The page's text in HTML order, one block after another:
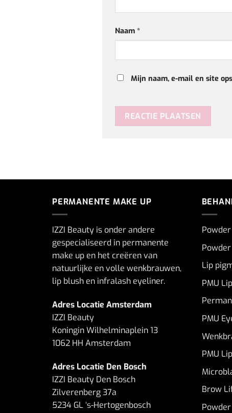
Naam *
Mijn naam, e-mail en site
PERMANENTE MAKE UP
IZZI Beauty is onder andere
gespecialiseerd in permanente
make up en het creëren van
natuurlijke en volle wenkbrauwen,
lip blush en infralash eyeliner.
Adres Locatie Amsterdam
IZZI Beauty
Koningin Wilhelminaplein 13
1062 HH Amsterdam
Adres Locatie Den Bosch
IZZI Beauty Den Bosch
Zilverenberg 37a
5234 GL ‘s-Hertogenbosch
Lip
PMU
PMU
PMU
Brow